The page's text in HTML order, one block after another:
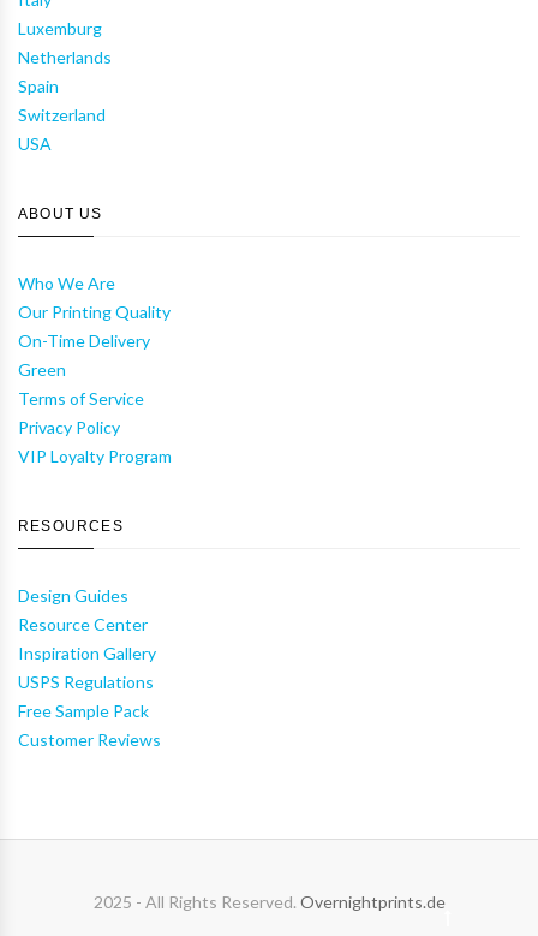
Luxemburg
Netherlands
Spain
Switzerland
USA
ABOUT US
Who We Are
Our Printing Quality
On-Time Delivery
Green
Terms of Service
Privacy Policy
VIP Loyalty Program
RESOURCES
Design Guides
Resource Center
Inspiration Gallery
USPS Regulations
Free Sample Pack
Customer Reviews
2025 - All Rights Reserved. Overnightprints.de